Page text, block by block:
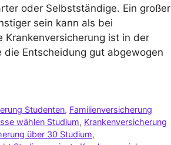
oder Selbstständige. Ein großer
sein kann als bei
Krankenversicherung ist in der
Entscheidung gut abgewogen
Studenten, Familienversicherung
wählen Studium, Krankenversicherung
über 30 Studium,